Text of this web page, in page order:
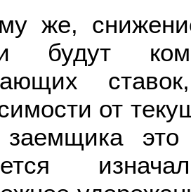
же,
будут
от